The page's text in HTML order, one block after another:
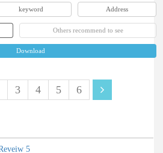
keyword Address
Others recommend to see
Download
3 4 5 6
Journal Iranian Economic Reveiw 5